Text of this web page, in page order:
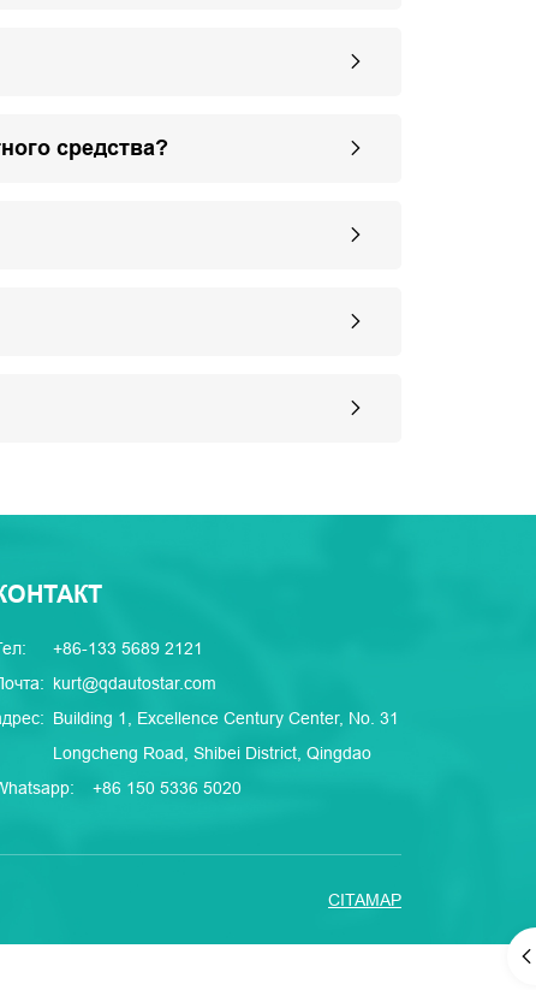
средства?
+86-133 5689 2121
kurt@qdautostar.com
Building 1, Excellence Century Center, No. 31
Longcheng Road, Shibei District, Qingdao
+86 150 5336 5020
CITAMAP